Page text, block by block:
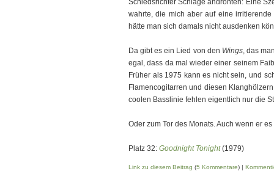
Schiedsrichter Schläge androhten: Eine
wahrte, die mich aber auf eine
hätte man sich damals nicht ausdenken
Da gibt es ein Lied von den Wings, das
egal, dass da mal wieder einer seinem
Früher als 1975 kann es nicht sein, und
Flamencogitarren und diesen
coolen Basslinie fehlen eigentlich nur die
Oder zum Tor des Monats. Auch wenn er
Platz 32: Goodnight Tonight(1979)
Link zu diesem Beitrag (5 Kommentare) |